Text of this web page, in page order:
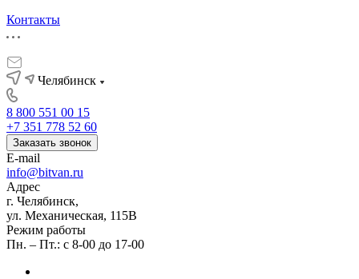
Контакты
Челябинск
8 800 551 00 15
+7 351 778 52 60
Заказать звонок
E-mail
info@bitvan.ru
Адрес
г. Челябинск,
ул. Механическая, 115В
Режим работы
Пн. – Пт.: с 8-00 до 17-00